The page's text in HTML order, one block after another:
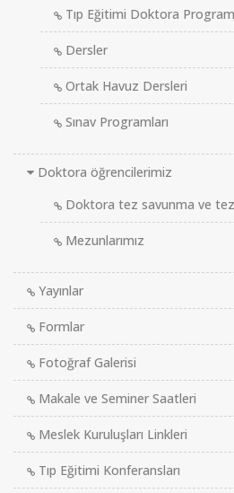
Tıp Eğitimi Doktora Programı
Dersler
Ortak Havuz Dersleri
Sınav Programları
Doktora öğrencilerimiz
Doktora tez savunma ve
Mezunlarımız
Yayınlar
Formlar
Fotoğraf Galerisi
Makale ve Seminer Saatleri
Meslek Kuruluşları Linkleri
Tıp Eğitimi Konferansları